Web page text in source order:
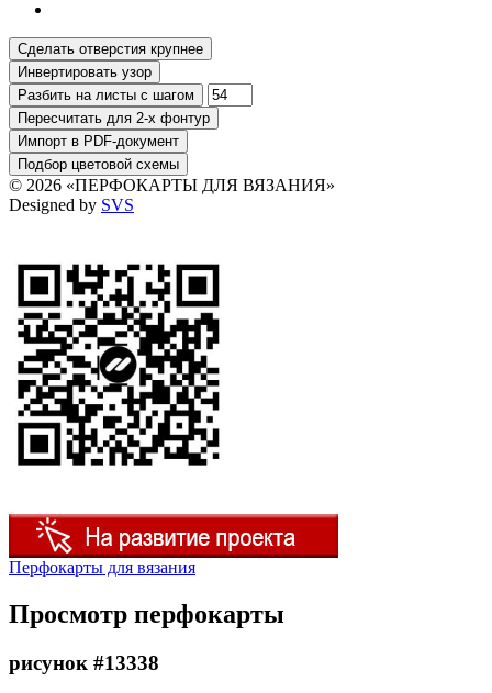
© 2026 «ПЕРФОКАРТЫ ДЛЯ ВЯЗАНИЯ»
Designed by SVS
Перфокарты для вязания
Просмотр перфокарты
рисунок #13338